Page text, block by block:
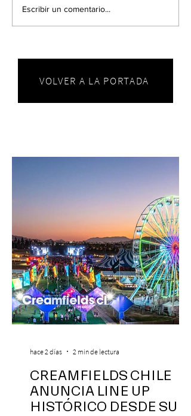
Escribir un comentario...
VOLVER A LA PORTADA
CREAMFIELDS CHILE
ANUNCIA LINE UP
HISTÓRICO DESDE SU
hace 2 días 2 min de lectura